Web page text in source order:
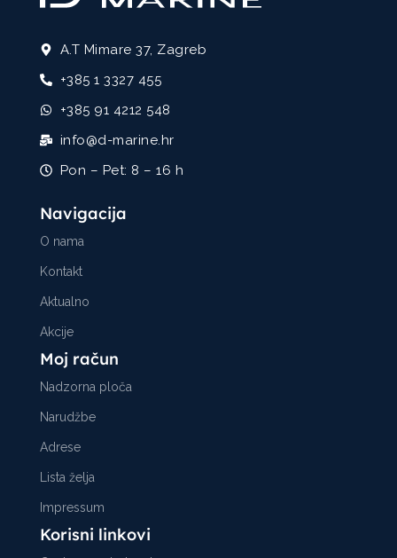
A.T Mimare 37, Zagreb
+385 1 3327 455
+385 91 4212 548
info@d-marine.hr
Pon – Pet: 8 – 16 h
Navigacija
O nama
Kontakt
Aktualno
Akcije
Moj račun
Nadzorna ploča
Narudžbe
Adrese
Lista želja
Impressum
Korisni linkovi